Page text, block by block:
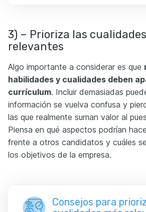
3) – Prioriza las
relevantes
Algo importante a considerar es que
habilidades y cualidades deben
currículum. Incluir demasiadas
información se vuelva confusa y
las que realmente suman valor al
Piensa en qué aspectos podrían
frente a otros candidatos y cuáles
los objetivos de la empresa.
Consejos para